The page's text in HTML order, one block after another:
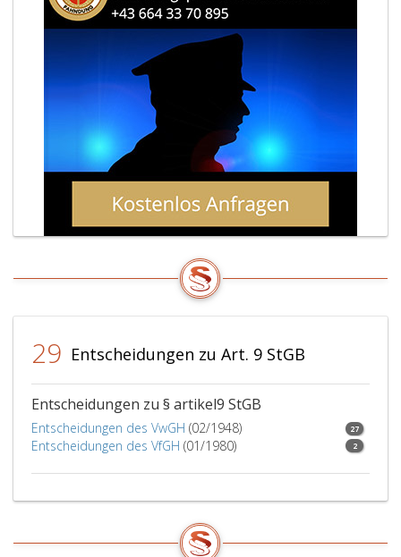
29 Entscheidungen zu Art. 9 StGB
Entscheidungen zu § artikel9 StGB
Entscheidungen des VwGH (02/1948) 27
Entscheidungen des VfGH (01/1980) 2